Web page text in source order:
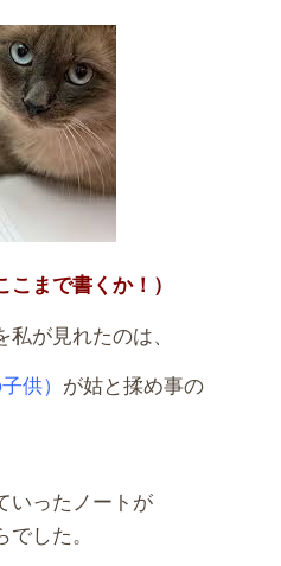
こまで書くか！）
が見れたのは、
供） が姑と揉め事の
いったノートが
した。